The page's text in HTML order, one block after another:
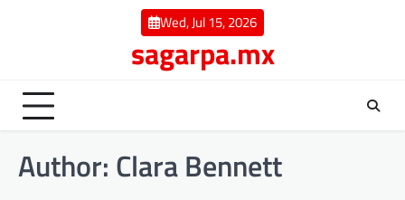
Wed, Jul 15, 2026
sagarpa.mx
Author: Clara Bennett